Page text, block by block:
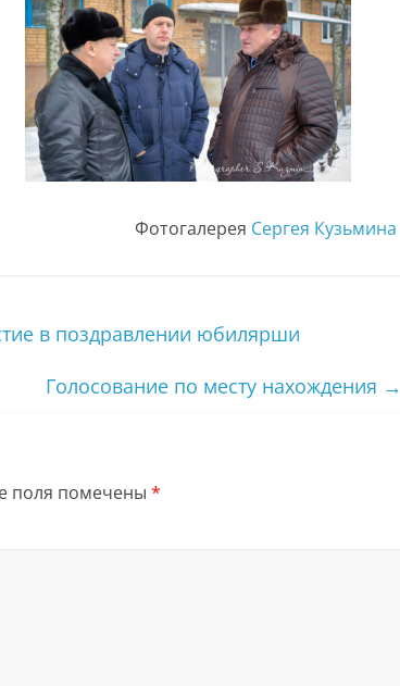
Фотогалерея Сергея Кузьмина
в поздравлении юбилярши
Голосование по месту нахождения →
поля помечены *